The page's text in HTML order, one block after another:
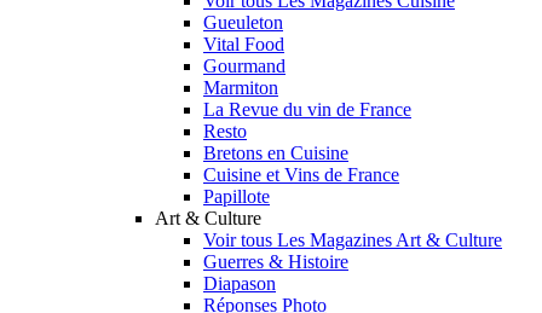
Gueuleton
Vital Food
Gourmand
Marmiton
La Revue du vin de France
Resto
Bretons en Cuisine
Cuisine et Vins de France
Papillote
Art & Culture
Voir tous Les Magazines Art & Culture
Guerres & Histoire
Diapason
Réponses Photo